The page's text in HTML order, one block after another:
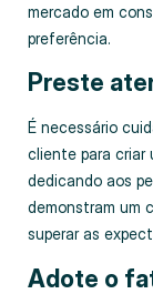
mercado em
preferência.
Preste
É necessário
cliente para criar
dedicando aos
demonstram um
superar as
Adote o